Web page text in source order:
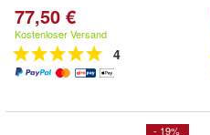
77,50 €
Kostenloser Versand
4
- 19%